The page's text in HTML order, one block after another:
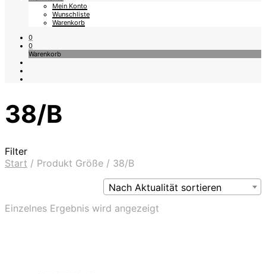
Mein Konto
Wunschliste
Warenkorb
0
0
Warenkorb
38/B
Filter
Start / Produkt Größe / 38/B
Nach Aktualität sortieren
Einzelnes Ergebnis wird angezeigt